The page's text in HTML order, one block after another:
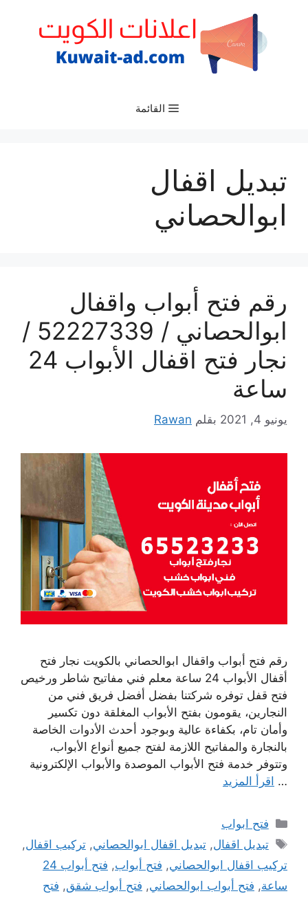
القائمة
تبديل اقفال
ابوالحصاني
رقم فتح أبواب واقفال
ابوالحصاني / 52227339 /
نجار فتح اقفال الأبواب 24
ساعة
يونيو 4, 2021 بقلم Rawan
رقم فتح أبواب واقفال ابوالحصاني بالكويت نجار فتح
أقفال الأبواب 24 ساعة معلم فني مفاتيح شاطر ورخيص
فتح قفل توفره شركتنا بفضل أفضل فريق فني من
النجارين، يقومون بفتح الأبواب المغلقة دون تكسير
وأمان تام، بكفاءة عالية وبوجود أحدث الأدوات الخاصة
بالنجارة والمفاتيح اللازمة لفتح جميع أنواع الأبواب،
وتتوفر خدمة فتح الأبواب الموصدة والأبواب الإلكترونية
… اقرأ المزيد
التصنيفات
فتح ابواب
الوسوم
تبديل اقفال,تبديل اقفال ابوالحصاني,تركيب اقفال,
تركيب اقفال ابوالحصاني, فتح أبواب,
فتح أبواب 24
ساعة, فتح أبواب ابوالحصاني, فتح أبواب شقق, فتح